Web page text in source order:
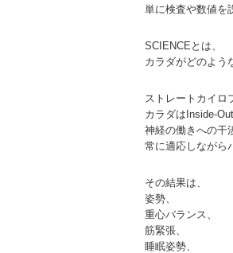
単に検査や数値を
SCIENCEとは、
カラダがどのよう
ストレートカイロ
カラダはInside-
神経の働きへの干
常に適応しながら
その結果は、
姿勢、
重心バランス、
筋緊張、
睡眠姿勢、